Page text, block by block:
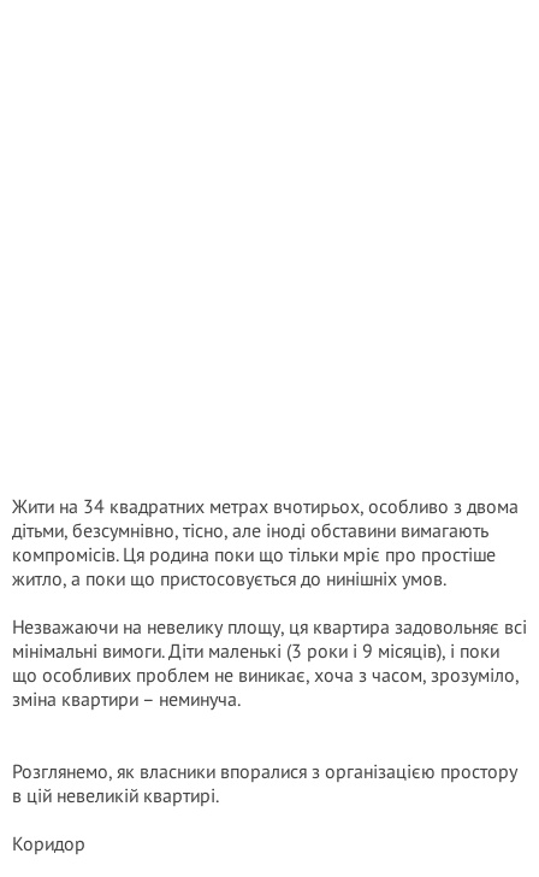
Жити на 34 квадратних метрах вчотирьох, особливо з двома
дітьми, безсумнівно, тісно, але іноді обставини вимагають
компромісів. Ця родина поки що тільки мріє про простіше
житло, а поки що пристосовується до нинішніх умов.
Незважаючи на невелику площу, ця квартира задовольняє всі
мінімальні вимоги. Діти маленькі (3 роки і 9 місяців), і поки
що особливих проблем не виникає, хоча з часом, зрозуміло,
зміна квартири – неминуча.
Розглянемо, як власники впоралися з організацією простору
в цій невеликій квартирі.
Коридор